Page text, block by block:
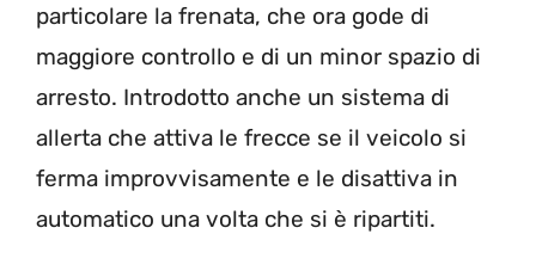
particolare la frenata, che ora gode di
maggiore controllo e di un minor spazio di
arresto. Introdotto anche un sistema di
allerta che attiva le frecce se il veicolo si
ferma improvvisamente e le disattiva in
automatico una volta che si è ripartiti.